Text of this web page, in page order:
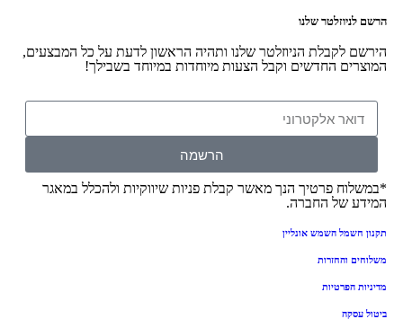
שלנו
לקבלת הניוזלטר שלנו ותהיה הראשון לדעת על כל המבצעים,
החדשים וקבל הצעות מיוחדות במיוחד בשבילך!
פרטיך הנך מאשר קבלת פניות שיווקיות ולהכלל במאגר
של החברה.
השמש אונליין
והחזרות
הפרטיות